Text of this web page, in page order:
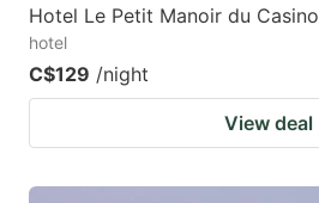
Hotel Le Petit Manoir du Casino
hotel
C$129 /night
View deal